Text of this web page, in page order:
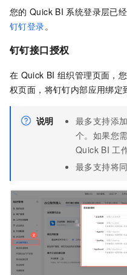
您的 Quick BI 系统登录层已
钉钉登录。
钉钉接口授权
在 Quick BI 组织管理页面，
权页面，将钉钉内部应用绑定
说明 最多支持添加
个。如果您
Quick BI 工
最多支持将